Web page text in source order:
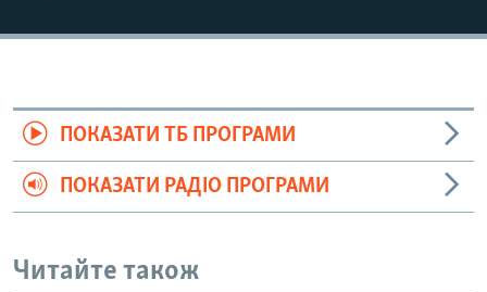
ПОКАЗАТИ ТБ ПРОГРАМИ
ПОКАЗАТИ РАДІО ПРОГРАМИ
Читайте також